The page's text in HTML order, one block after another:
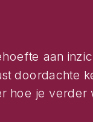
aan
doordachte
hoe je verder